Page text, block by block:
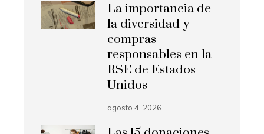
La importancia de
la diversidad y
compras
responsables en la
RSE de Estados
Unidos
agosto 4, 2026